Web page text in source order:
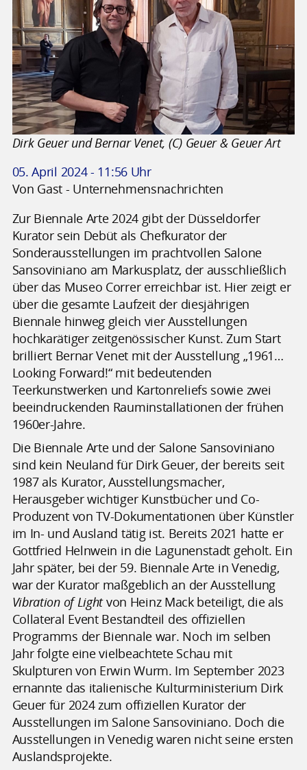
Dirk Geuer und Bernar Venet, (C) Geuer & Geuer Art
05. April 2024 - 11:56 Uhr
Von Gast - Unternehmensnachrichten
Zur Biennale Arte 2024 gibt der Düsseldorfer
Kurator sein Debüt als Chefkurator der
Sonderausstellungen im prachtvollen Salone
Sansoviniano am Markusplatz, der ausschließlich
über das Museo Correr erreichbar ist. Hier zeigt er
über die gesamte Laufzeit der diesjährigen
Biennale hinweg gleich vier Ausstellungen
hochkarätiger zeitgenössischer Kunst. Zum Start
brilliert Bernar Venet mit der Ausstellung „1961…
Looking Forward!“ mit bedeutenden
Teerkunstwerken und Kartonreliefs sowie zwei
beeindruckenden Rauminstallationen der frühen
1960er-Jahre.
Die Biennale Arte und der Salone Sansoviniano
sind kein Neuland für Dirk Geuer, der bereits seit
1987 als Kurator, Ausstellungsmacher,
Herausgeber wichtiger Kunstbücher und Co-
Produzent von TV-Dokumentationen über Künstler
im In- und Ausland tätig ist. Bereits 2021 hatte er
Gottfried Helnwein in die Lagunenstadt geholt. Ein
Jahr später, bei der 59. Biennale Arte in Venedig,
war der Kurator maßgeblich an der Ausstellung
Vibration of Lightvon Heinz Mack beteiligt, die als
Collateral Event Bestandteil des offiziellen
Programms der Biennale war. Noch im selben
Jahr folgte eine vielbeachtete Schau mit
Skulpturen von Erwin Wurm. Im September 2023
ernannte das italienische Kulturministerium Dirk
Geuer für 2024 zum offiziellen Kurator der
Ausstellungen im Salone Sansoviniano. Doch die
Ausstellungen in Venedig waren nicht seine ersten
Auslandsprojekte.